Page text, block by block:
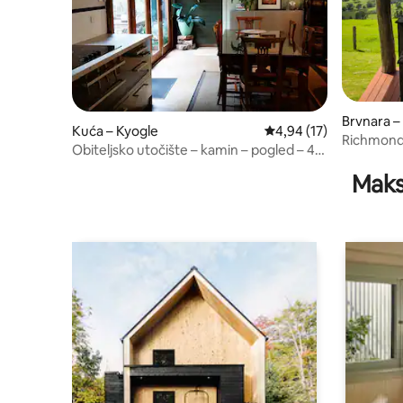
Kuća – Kyogle Prosječna ocjena:
4,94 (17)
Obiteljsko utočište – kamin – pogled – 4
Brvnara
u